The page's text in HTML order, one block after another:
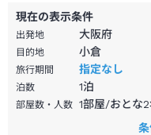
現在の表示条件
出発地 大阪府
目的地 小倉
旅行期間 指定なし
泊数 1泊
部屋数・人数 1部屋/おとな